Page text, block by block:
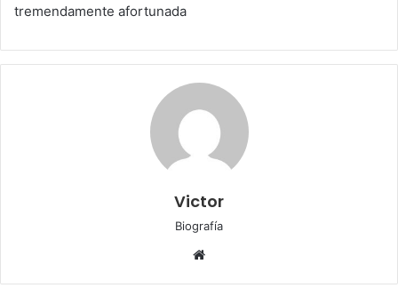
tremendamente afortunada
Victor
Biografía
Sitio